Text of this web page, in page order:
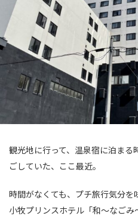
観光地に行って、温泉宿に泊ま
ごしていた、ここ最近。
時間がなくても、プチ旅行気分
小牧プリンスホテル「和〜なごみ